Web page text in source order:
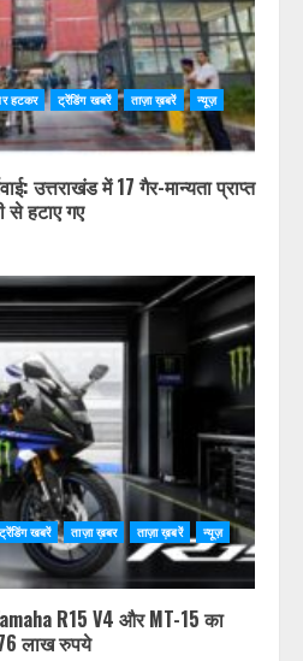
हटकर ट्रेंडिंग खबरें ताज़ा ख़बरें
न्यूज़
उत्तराखंड में 17 गैर-मान्यता प्राप्त
से हटाए गए
ट्रेंडिंग खबरें ताज़ा ख़बर ताज़ा ख़बरें
न्यूज़
R15 V4 और MT-15 का
लाख रुपये